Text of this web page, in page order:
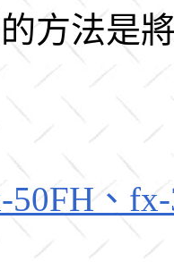
方法是
50FH、